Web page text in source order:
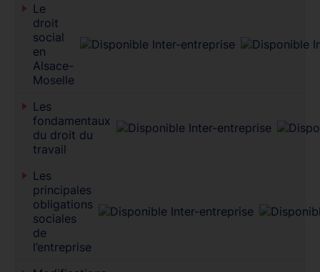
Le
droit
social
en
Alsace-
Moselle
Les
fondamentaux
du droit du
travail
Les
principales
obligations
sociales
de
l’entreprise